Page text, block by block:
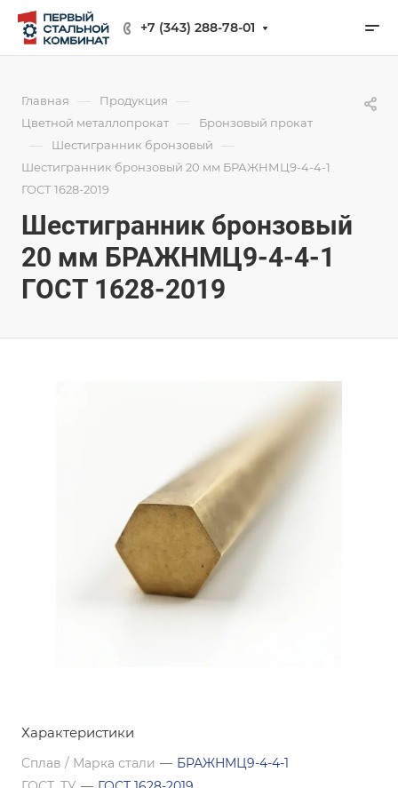
+7 (343) 288-78-01
Главная — Продукция —
Цветной металлопрокат — Бронзовый прокат
— Шестигранник бронзовый —
Шестигранник бронзовый 20 мм БРАЖНМЦ9-4-4-1
ГОСТ 1628-2019
Шестигранник бронзовый
20 мм БРАЖНМЦ9-4-4-1
ГОСТ 1628-2019
Характеристики
Сплав / Марка стали — БРАЖНМЦ9-4-4-1